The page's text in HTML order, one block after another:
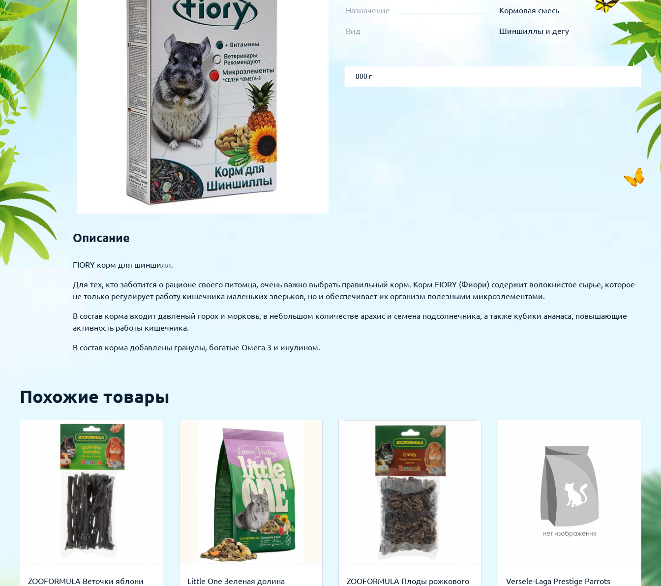
Для рыбок
Для рептилий
Процедуры
Обследование
Лаборатория
Хирургия
Стоматология
Назначение Кормовая смесь
Вид Шиншиллы и дегу
800 г
Описание
FIORY корм для шиншилл.
Для тех, кто заботится о рационе своего питомца, очень важно выбрать правильный корм. Корм FIORY (Фиори) содержит волокнистое сырье, которое
не только регулирует работу кишечника маленьких зверьков, но и обеспечивает их организм полезными микроэлементами.
В состав корма входит давленый горох и морковь, в небольшом количестве арахис и семена подсолнечника, а также кубики ананаса, повышающие
активность работы кишечника.
В состав корма добавлены гранулы, богатые Омега 3 и инулином.
Похожие товары
ZOOFORMULA Веточки яблони Little One Зеленая долина
ZOOFORMULA Плоды рожкового
Versele-Laga Prestige Parrots